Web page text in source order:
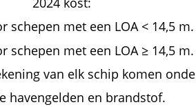
schepen met een LOA < 14,5 m.
schepen met een LOA ≥ 14,5 m.
van elk schip komen
havengelden en brandstof.